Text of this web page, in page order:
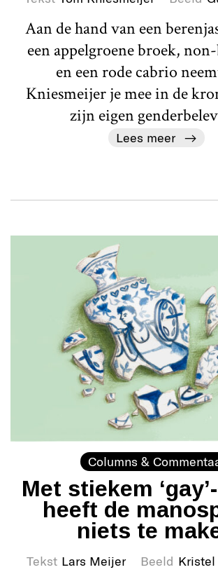
Aan de hand van een
een appelgroene broek,
en een rode cabrio
Kniesmeijer je mee in de
zijn eigen
Lees meer
Columns &
Met stiekem
heeft de
niets te
Tekst Lars Meijer Beeld Kristel